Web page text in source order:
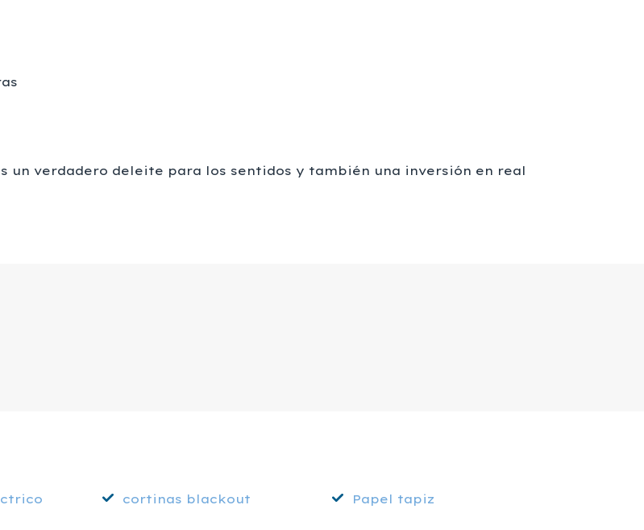
un verdadero deleite para los sentidos y también una inversión en real
cortinas blackout Papel tapiz